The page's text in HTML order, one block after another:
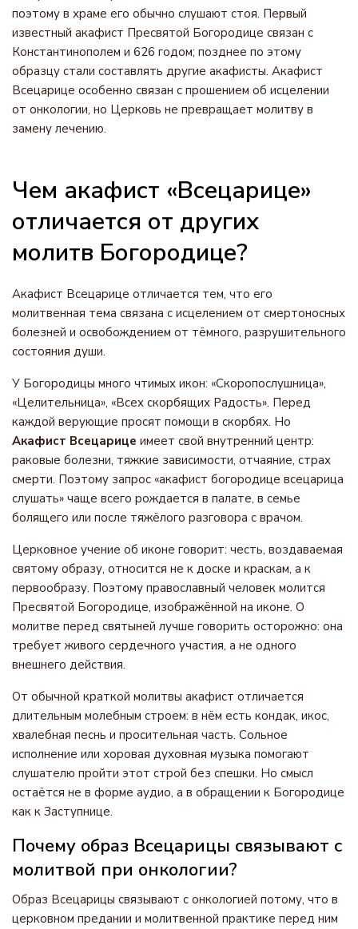
поэтому в храме его обычно слушают стоя. Первый
известный акафист Пресвятой Богородице связан с
Константинополем и 626 годом; позднее по этому
образцу стали составлять другие акафисты. Акафист
Всецарице особенно связан с прошением об исцелении
от онкологии, но Церковь не превращает молитву в
замену лечению.
Чем акафист «Всецарице»
отличается от других
молитв Богородице?
Акафист Всецарице отличается тем, что его
молитвенная тема связана с исцелением от смертоносных
болезней и освобождением от тёмного, разрушительного
состояния души.
У Богородицы много чтимых икон: «Скоропослушница»,
«Целительница», «Всех скорбящих Радость». Перед
каждой верующие просят помощи в скорбях. Но
Акафист Всецарице имеет свой внутренний центр:
раковые болезни, тяжкие зависимости, отчаяние, страх
смерти. Поэтому запрос «акафист богородице всецарица
слушать» чаще всего рождается в палате, в семье
болящего или после тяжёлого разговора с врачом.
Церковное учение об иконе говорит: честь, воздаваемая
святому образу, относится не к доске и краскам, а к
первообразу. Поэтому православный человек молится
Пресвятой Богородице, изображённой на иконе. О
молитве перед святыней лучше говорить осторожно: она
требует живого сердечного участия, а не одного
внешнего действия.
От обычной краткой молитвы акафист отличается
длительным молебным строем: в нём есть кондак, икос,
хвалебная песнь и просительная часть. Сольное
исполнение или хоровая духовная музыка помогают
слушателю пройти этот строй без спешки. Но смысл
остаётся не в форме аудио, а в обращении к Богородице
как к Заступнице.
Почему образ Всецарицы связывают с
молитвой при онкологии?
Образ Всецарицы связывают с онкологией потому, что в
церковном предании и молитвенной практике перед ним